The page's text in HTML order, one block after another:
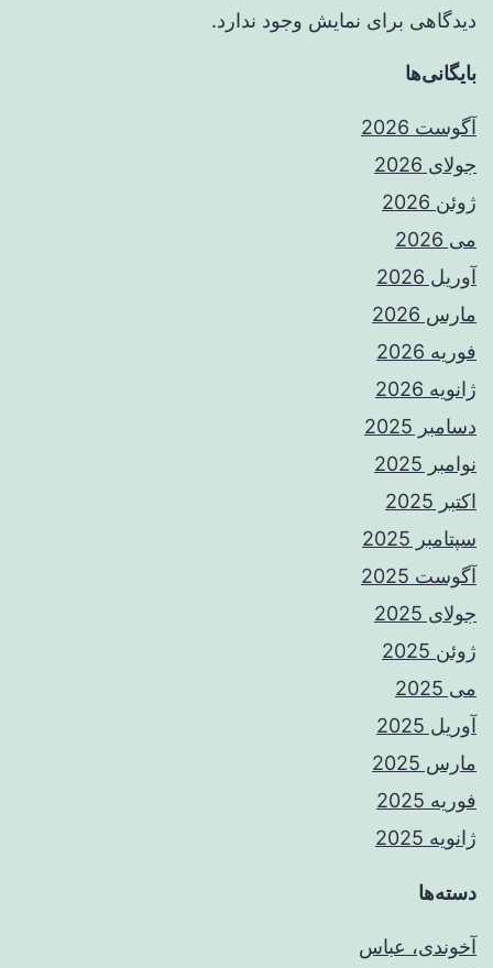
دیدگاهی برای نمایش وجود ندارد.
بایگانی‌ها
آگوست 2026
جولای 2026
ژوئن 2026
می 2026
آوریل 2026
مارس 2026
فوریه 2026
ژانویه 2026
دسامبر 2025
نوامبر 2025
اکتبر 2025
سپتامبر 2025
آگوست 2025
جولای 2025
ژوئن 2025
می 2025
آوریل 2025
مارس 2025
فوریه 2025
ژانویه 2025
دسته‌ها
آخوندی، عباس